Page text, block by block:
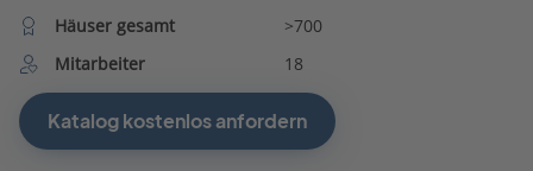
Häuser gesamt
>700
Mitarbeiter
18
Katalog kostenlos anfordern